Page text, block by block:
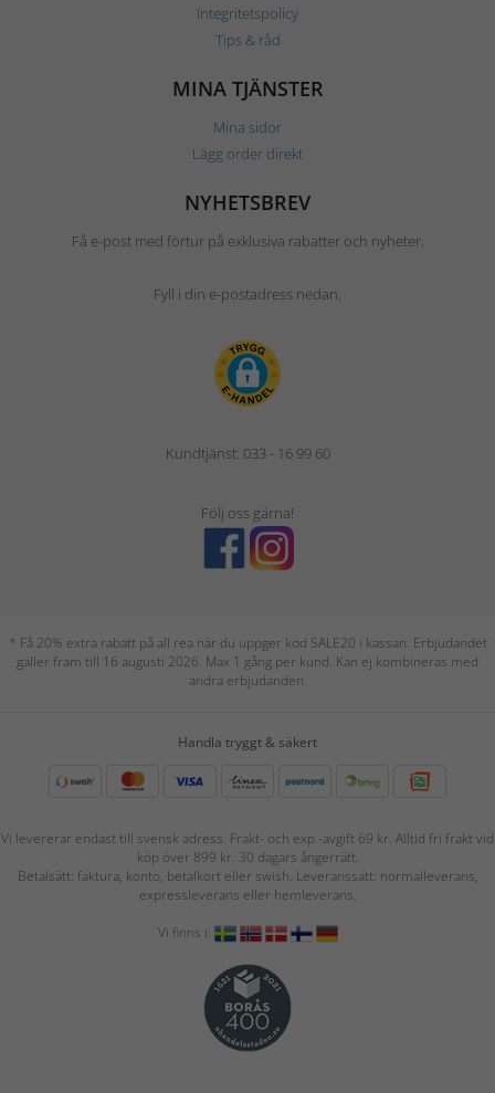
Integritetspolicy
Tips & råd
MINA TJÄNSTER
Mina sidor
Lägg order direkt
NYHETSBREV
Få e-post med förtur på exklusiva rabatter och nyheter.
Fyll i din e-postadress nedan.
Kundtjänst: 033 - 16 99 60
Följ oss gärna!
* Få 20% extra rabatt på all rea när du uppger kod SALE20 i kassan. Erbjudandet
gäller fram till 16 augusti 2026. Max 1 gång per kund. Kan ej kombineras med
andra erbjudanden.
Handla tryggt & säkert
Vi levererar endast till svensk adress. Frakt- och exp.-avgift 69 kr. Alltid fri frakt vid
köp över 899 kr. 30 dagars ångerrätt.
Betalsätt: faktura, konto, betalkort eller swish. Leveranssätt: normalleverans,
expressleverans eller hemleverans.
Vi finns i: